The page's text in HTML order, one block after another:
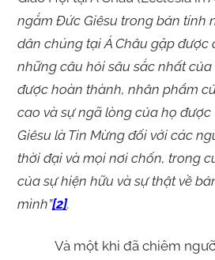
ngắm Đức Giêsu trong bản tính
dân chúng tại Á Châu gặp được
những câu hỏi sâu sắc nhất
được hoàn thành, nhân phẩm
cao và sự ngã lòng của họ
Giêsu là Tin Mừng đối với các
thời đại và mọi nơi chốn, trong
của sự hiện hữu và sự thật về
mình”[2].
Và một khi đã chiêm